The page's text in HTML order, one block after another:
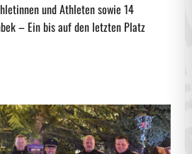
und Athleten sowie 14
– Ein bis auf den letzten Platz